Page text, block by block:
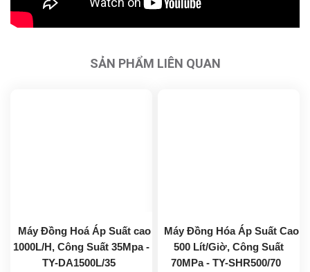
SẢN PHẨM LIÊN QUAN
Máy Đồng Hoá Áp Suất cao
1000L/H, Công Suất 35Mpa -
TY-DA1500L/35
Máy Đồng Hóa Áp Suất Cao
500 Lít/Giờ, Công Suất
70MPa - TY-SHR500/70